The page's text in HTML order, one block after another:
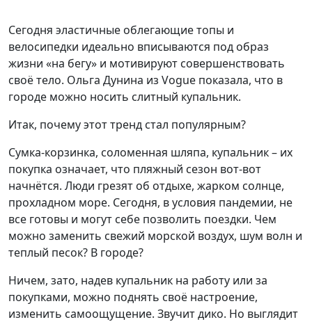
Сегодня эластичные облегающие топы и
велосипедки идеально вписываются под образ
жизни «на бегу» и мотивируют совершенствовать
своё тело. Ольга Дунина из Vogue показала, что в
городе можно носить слитный купальник.
Итак, почему этот тренд стал популярным?
Сумка-корзинка, соломенная шляпа, купальник – их
покупка означает, что пляжный сезон вот-вот
начнётся. Люди грезят об отдыхе, жарком солнце,
прохладном море. Сегодня, в условия пандемии, не
все готовы и могут себе позволить поездки. Чем
можно заменить свежий морской воздух, шум волн и
теплый песок? В городе?
Ничем, зато, надев купальник на работу или за
покупками, можно поднять своё настроение,
изменить самоощущение. Звучит дико. Но выглядит